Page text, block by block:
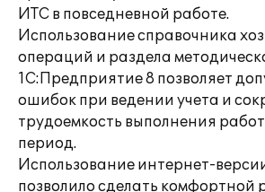
ИТС в повседневной работе.
Использование справочника
операций и раздела
1С:Предприятие 8 позволяет
ошибок при ведении учета и
трудоемкость выполнения
период.
Использование интернет-
позволило сделать комфортной